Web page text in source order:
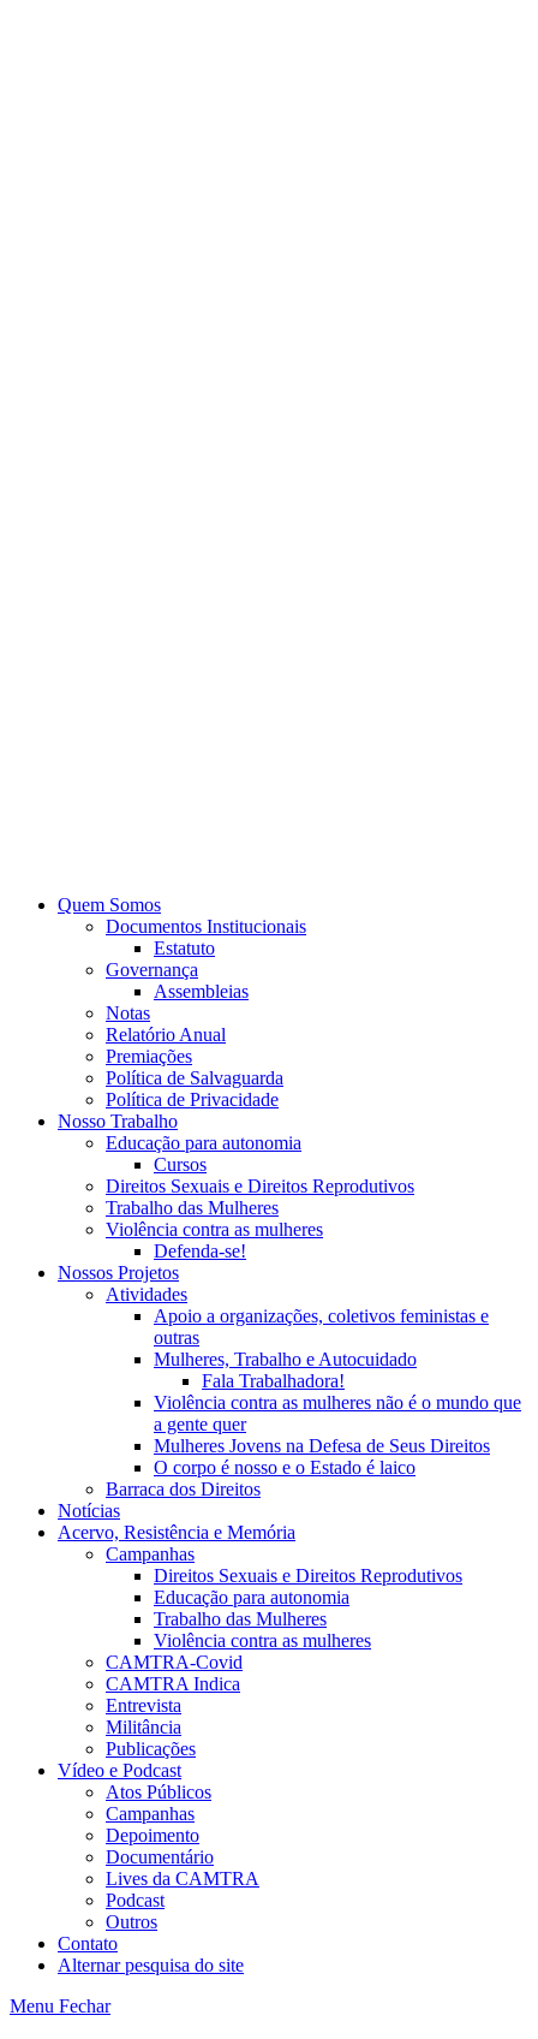
Quem Somos
Documentos Institucionais
Estatuto
Governança
Assembleias
Notas
Relatório Anual
Premiações
Política de Salvaguarda
Política de Privacidade
Nosso Trabalho
Educação para autonomia
Cursos
Direitos Sexuais e Direitos Reprodutivos
Trabalho das Mulheres
Violência contra as mulheres
Defenda-se!
Nossos Projetos
Atividades
Apoio a organizações, coletivos feministas e
outras
Mulheres, Trabalho e Autocuidado
Fala Trabalhadora!
Violência contra as mulheres não é o mundo que
a gente quer
Mulheres Jovens na Defesa de Seus Direitos
O corpo é nosso e o Estado é laico
Barraca dos Direitos
Notícias
Acervo, Resistência e Memória
Campanhas
Direitos Sexuais e Direitos Reprodutivos
Educação para autonomia
Trabalho das Mulheres
Violência contra as mulheres
CAMTRA-Covid
CAMTRA Indica
Entrevista
Militância
Publicações
Vídeo e Podcast
Atos Públicos
Campanhas
Depoimento
Documentário
Lives da CAMTRA
Podcast
Outros
Contato
Alternar pesquisa do site
Menu Fechar